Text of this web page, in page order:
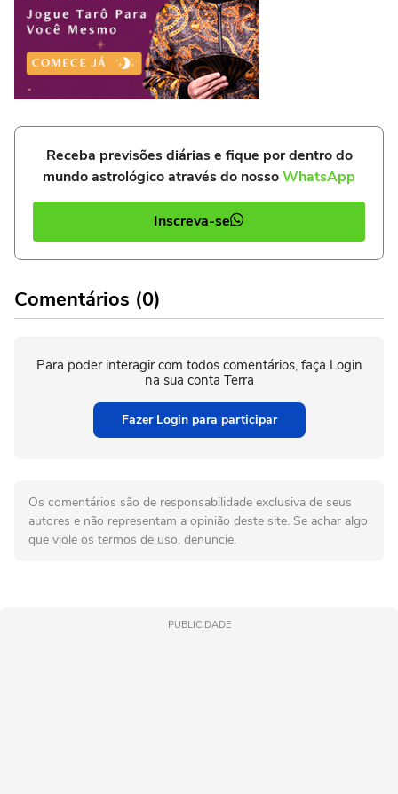
Receba previsões diárias e fique por dentro do
mundo astrológico através do nossoWhatsApp
Inscreva-se
Comentários (0)
Para poder interagir com todos comentários, faça Login
na sua conta Terra
Fazer Login para participar
Os comentários são de responsabilidade exclusiva de seus
autores e não representam a opinião deste site. Se achar algo
que viole os termos de uso, denuncie.
PUBLICIDADE